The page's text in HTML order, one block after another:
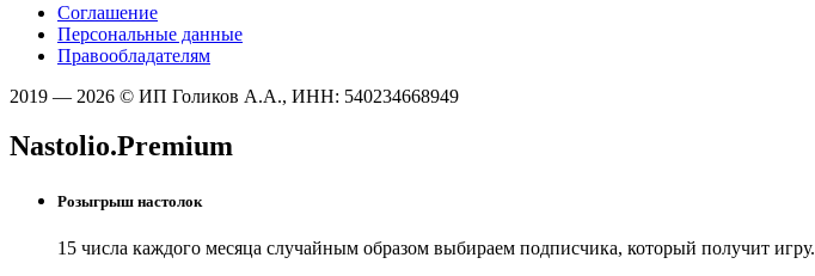
Соглашение
Персональные данные
Правообладателям
2019 — 2026 © ИП Голиков А.А., ИНН: 540234668949
Nastolio.Premium
Розыгрыш настолок
15 числа каждого месяца случайным образом выбираем подписчика, который получит игру.